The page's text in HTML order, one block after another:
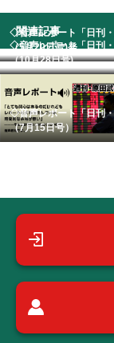
関連記事
◇音声レポート「日刊・
（5月20日号)発...
◇音声レポート「日刊・
（10月28日号)...
◇音声レポート「日刊
（7月15日号）